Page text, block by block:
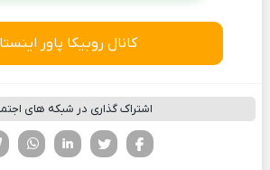
کانال روبیکا پاور اینستا
اشتراک گذاری در شبکه های
تویتر
فیسوک